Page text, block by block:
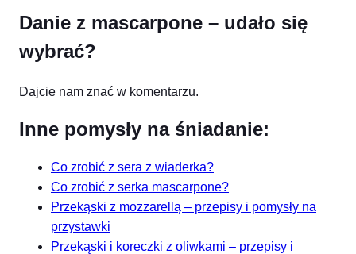
Danie z mascarpone – udało się
wybrać?
Dajcie nam znać w komentarzu.
Inne pomysły na śniadanie:
Co zrobić z sera z wiaderka?
Co zrobić z serka mascarpone?
Przekąski z mozzarellą – przepisy i pomysły na
przystawki
Przekąski i koreczki z oliwkami – przepisy i